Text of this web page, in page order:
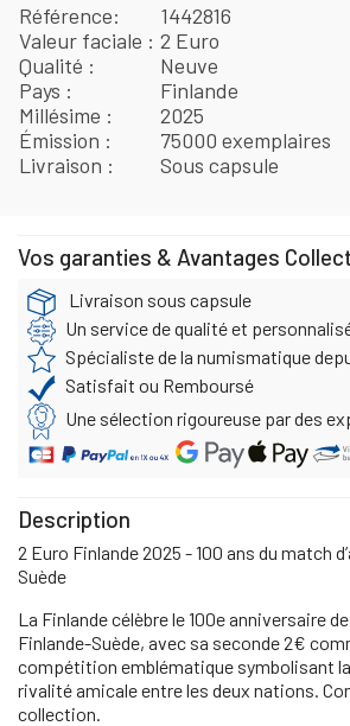
Référence
1442816
Valeur faciale
2 Euro
Qualité
Neuve
Pays
Finlande
Millésime
2025
Émission
75000 exemplaires
Livraison
Sous capsule
Vos garanties & Avantages
Livraison sous capsule
Un service de qualité et
Spécialiste de la numismatique
Satisfait ou Remboursé
Une sélection rigoureuse par des
Description
2 Euro Finlande 2025 - 100 ans du match
Suède
La Finlande célèbre le 100e anniversaire
Finlande-Suède, avec sa seconde 2€
compétition emblématique symbolisant
rivalité amicale entre les deux nations.
collection.